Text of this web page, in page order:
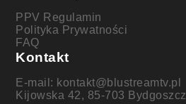
PPV Regulamin
Polityka Prywatności
FAQ
Kontakt
E-mail: kontakt@blustreamtv.pl
Kijowska 42, 85-703 Bydgoszcz